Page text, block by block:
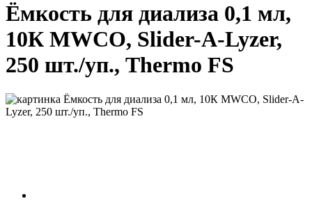
Ёмкость для диализа 0,1 мл,
10К MWCO, Slider-A-Lyzer,
250 шт./уп., Thermo FS